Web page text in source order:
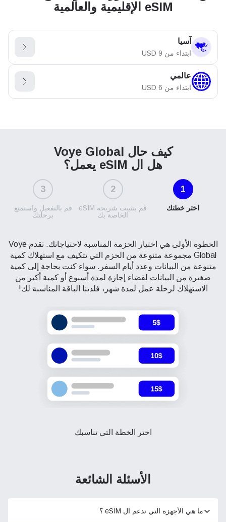
eSIM الإقليمية والعالمية
آسيا
ابتداء من USD 9
عالمي
ابتداء من USD 6
كيف حال Voye Global
هل ال eSIM يعمل؟
1
اختر خطتك
2
قم بتثبيت شريحة eSIM
الخاصة بك
3
قم بالتفعيل واستمتع
برحلتك
الخطوة الأولى هي اختيار الحزمة المناسبة لاحتياجاتك. تقدم Voye
Global مجموعة متنوعة من الحزم التي تتكيف مع استهلاك كمية
متنوعة من البيانات وعدد أيام السفر. سواء كنت بحاجة إلى كمية
صغيرة من البيانات لقضاء إجازة لمدة أسبوع أو كمية أكبر من
الاستهلاك لرحلة عمل لمدة شهر، فلدينا الباقة المناسبة لك!
اختر الخطة التي تناسبك
الأسئلة الشائعة
ما هي الأجهزة التي تدعم ال eSIM ؟